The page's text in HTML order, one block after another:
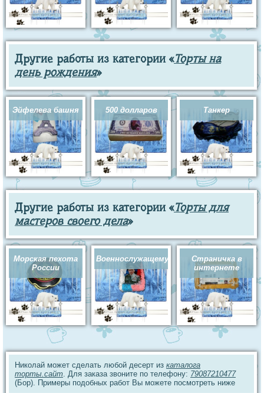
Другие работы из категории «Торты на
день рождения»
Эйфелева башня 500 долларов Танкер
Другие работы из категории «Торты для
мастеров своего дела»
Морская пехота
России
Военнослужащему
Страничка в
интернете
Николай может сделать любой десерт из каталога
торты.сайт. Для заказа звоните по телефону: 79087210477
(Бор). Примеры подобных работ Вы можете посмотреть ниже